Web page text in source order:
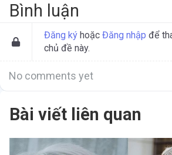
Bình luận
Đăng ký hoặc Đăng nhập để
chủ đề này.
No comments yet
Bài viết liên quan